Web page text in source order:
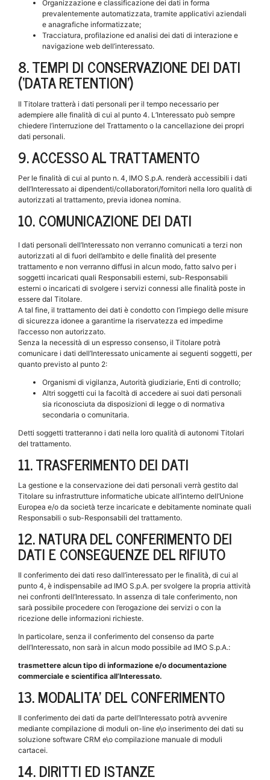
Organizzazione e classificazione dei dati in forma
prevalentemente automatizzata, tramite applicativi aziendali
e anagrafiche informatizzate;
Tracciatura, profilazione ed analisi dei dati di interazione e
navigazione web dell’interessato.
8. TEMPI DI CONSERVAZIONE DEI DATI
(‘DATA RETENTION’)
Il Titolare tratterà i dati personali per il tempo necessario per
adempiere alle finalità di cui al punto 4. L’Interessato può sempre
chiedere l’interruzione del Trattamento o la cancellazione dei propri
dati personali.
9. ACCESSO AL TRATTAMENTO
Per le finalità di cui al punto n. 4, IMO S.p.A. renderà accessibili i dati
dell’Interessato ai dipendenti/collaboratori/fornitori nella loro qualità di
autorizzati al trattamento, previa idonea nomina.
10. COMUNICAZIONE DEI DATI
I dati personali dell’Interessato non verranno comunicati a terzi non
autorizzati al di fuori dell’ambito e delle finalità del presente
trattamento e non verranno diffusi in alcun modo, fatto salvo per i
soggetti incaricati quali Responsabili esterni, sub-Responsabili
esterni o incaricati di svolgere i servizi connessi alle finalità poste in
essere dal Titolare.
A tal fine, il trattamento dei dati è condotto con l’impiego delle misure
di sicurezza idonee a garantirne la riservatezza ed impedirne
l’accesso non autorizzato.
Senza la necessità di un espresso consenso, il Titolare potrà
comunicare i dati dell’Interessato unicamente ai seguenti soggetti, per
quanto previsto al punto 2:
Organismi di vigilanza, Autorità giudiziarie, Enti di controllo;
Altri soggetti cui la facoltà di accedere ai suoi dati personali
sia riconosciuta da disposizioni di legge o di normativa
secondaria o comunitaria.
Detti soggetti tratteranno i dati nella loro qualità di autonomi Titolari
del trattamento.
11. TRASFERIMENTO DEI DATI
La gestione e la conservazione dei dati personali verrà gestito dal
Titolare su infrastrutture informatiche ubicate all’interno dell’Unione
Europea e/o da società terze incaricate e debitamente nominate quali
Responsabili o sub-Responsabili del trattamento.
12. NATURA DEL CONFERIMENTO DEI
DATI E CONSEGUENZE DEL RIFIUTO
Il conferimento dei dati reso dall’interessato per le finalità, di cui al
punto 4, è indispensabile ad IMO S.p.A. per svolgere la propria attività
nei confronti dell’Interessato. In assenza di tale conferimento, non
sarà possibile procedere con l’erogazione dei servizi o con la
ricezione delle informazioni richieste.
In particolare, senza il conferimento del consenso da parte
dell’Interessato, non sarà in alcun modo possibile ad IMO S.p.A.:
trasmettere alcun tipo di informazione e/o documentazione
commerciale e scientifica all’Interessato.
13. MODALITA’ DEL CONFERIMENTO
Il conferimento dei dati da parte dell’Interessato potrà avvenire
mediante compilazione di moduli on-line e\o inserimento dei dati su
soluzione software CRM e\o compilazione manuale di moduli
cartacei.
14. DIRITTI ED ISTANZE